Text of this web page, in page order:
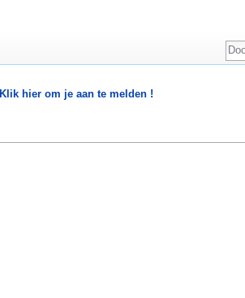
Klik hier om je aan te melden !